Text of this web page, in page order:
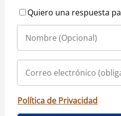
Quiero una respuesta
Política de Privacidad